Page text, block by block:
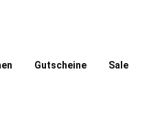
Gutscheine Sale